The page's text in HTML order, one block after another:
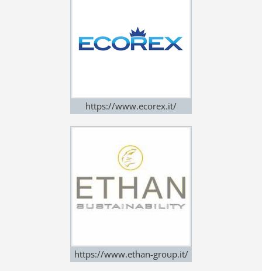
https://www.ecorex.it/
https://www.ethan-group.it/